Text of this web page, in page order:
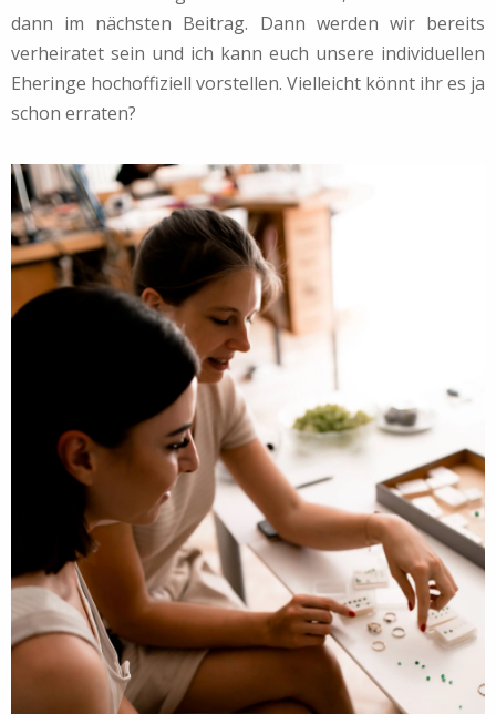
dann im nächsten Beitrag. Dann werden wir bereits
verheiratet sein und ich kann euch unsere individuellen
Eheringe hochoffiziell vorstellen. Vielleicht könnt ihr es ja
schon erraten?